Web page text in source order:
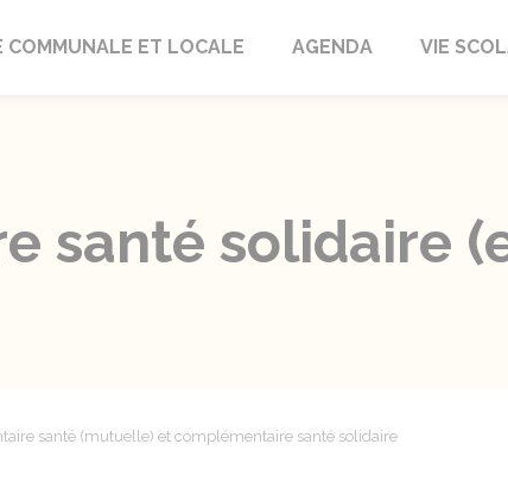
COMMUNALE ET LOCALE AGENDA VIE
santé solidaire
santé (mutuelle) et complémentaire santé solidaire